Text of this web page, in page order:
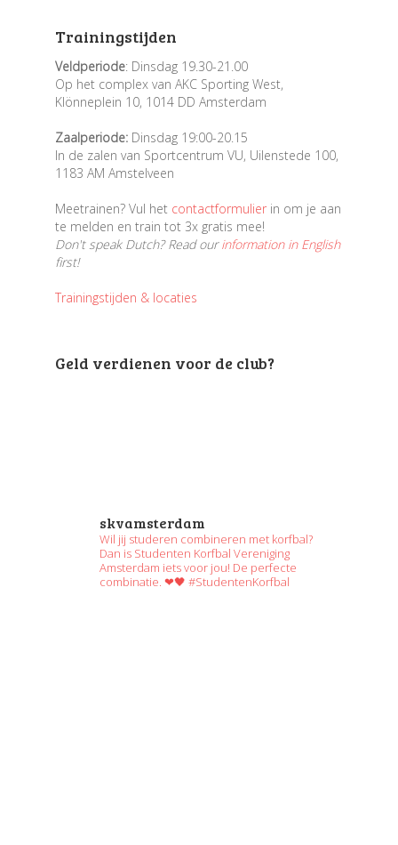
Trainingstijden
Veldperiode: Dinsdag 19.30-21.00
Op het complex van AKC Sporting West,
Klönneplein 10, 1014 DD Amsterdam
Zaalperiode:Dinsdag 19:00-20.15
In de zalen van Sportcentrum VU, Uilenstede 100,
1183 AM Amstelveen
Meetrainen? Vul het contactformulierin om je aan
te melden en train tot 3x gratis mee!
Don't speak Dutch? Read ourinformation in English
first!
Trainingstijden & locaties
Geld verdienen voor de club?
skvamsterdam
Wil jij studeren combineren met korfbal?
Dan is Studenten Korfbal Vereniging
Amsterdam iets voor jou! De perfecte
combinatie. ❤🖤 #StudentenKorfbal